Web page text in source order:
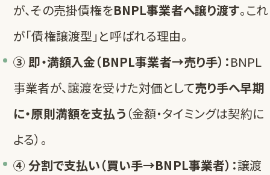
が、その売掛債権をBNPL事業者へ譲り渡す。これ
が「債権譲渡型」と呼ばれる理由。
③ 即・満額入金（BNPL事業者→売り手）：BNPL
事業者が、譲渡を受けた対価として売り手へ早期
に・原則満額を支払う （金額・タイミングは契約に
よる）。
④ 分割で支払い（買い手→BNPL事業者）：譲渡